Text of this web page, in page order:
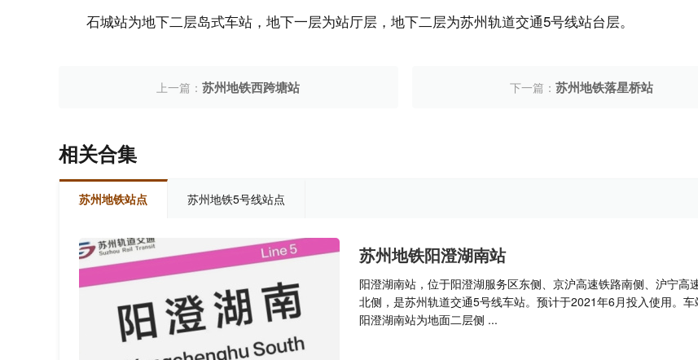
石城站为地下二层岛式车站，地下一层为站厅层，地下二层为苏州轨道交通5号线站台层。
上一篇：苏州地铁西跨塘站 下一篇： 苏州地铁落星桥站
相关合集
苏州地铁站点 苏州地铁5号线站点
苏州地铁阳澄湖南站
阳澄湖南站，位于阳澄湖服务区东侧、京沪高速铁路南侧、沪宁高
北侧，是苏州轨道交通5号线车站。预计于2021年6月投入使用。车
阳澄湖南站为地面二层侧 ...